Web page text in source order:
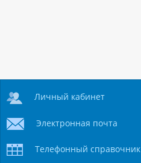
Личный кабинет
Электронная почта
Телефонный справочник